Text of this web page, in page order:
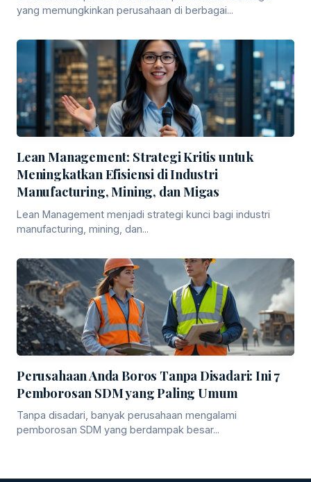
yang memungkinkan perusahaan di berbagai...
Lean Management: Strategi Kritis untuk
Meningkatkan Efisiensi di Industri
Manufacturing, Mining, dan Migas
Lean Management menjadi strategi kunci bagi industri
manufacturing, mining, dan...
Perusahaan Anda Boros Tanpa Disadari: Ini 7
Pemborosan SDM yang Paling Umum
Tanpa disadari, banyak perusahaan mengalami
pemborosan SDM yang berdampak besar...